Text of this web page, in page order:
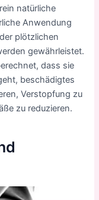
natürliche
Anwendung
plötzlichen
gewährleistet.
dass sie
beschädigtes
Verstopfung zu
zu reduzieren.